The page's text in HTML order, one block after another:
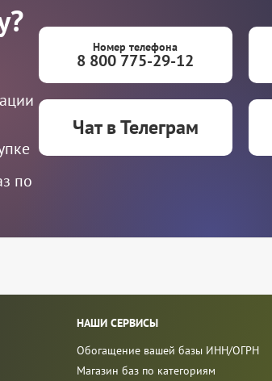
по
Номер телефона
8 800 775-29-12
Чат в Телеграм
НАШИ СЕРВИСЫ
Обогащение вашей базы ИНН/ОГРН
Магазин баз по категориям